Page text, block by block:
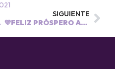
SIGUIENTE
💜FELIZ PRÓSPERO AÑO NUEVO💜